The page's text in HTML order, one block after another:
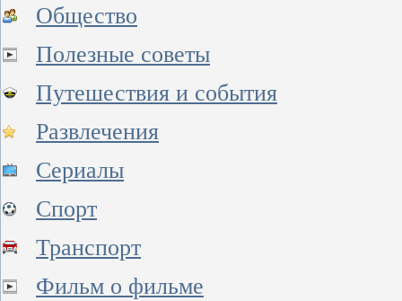
Общество
Полезные советы
Путешествия и события
Развлечения
Сериалы
Спорт
Транспорт
Фильм о фильме